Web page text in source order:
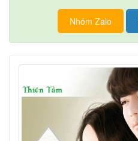
Nhóm Zalo